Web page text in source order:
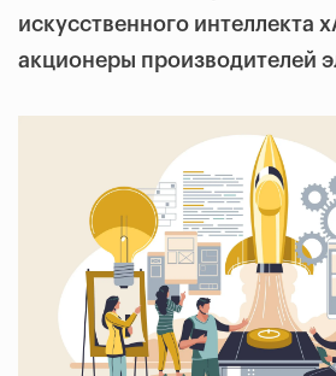
искусственного интеллекта
акционеры производителей